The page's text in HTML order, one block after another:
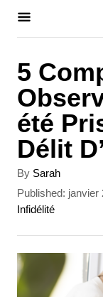
5
été
Délit
By A
u
t
o
r
Sarah
P
o
e
d
Published: janvier
C
e
g
Infidélité